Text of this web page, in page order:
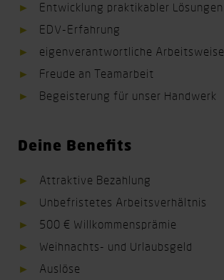
Entwicklung praktikabler Lösungen
EDV-Erfahrung
eigenverantwortliche Arbeitsweise
Freude an Teamarbeit
Begeisterung für unser Handwerk
Deine Benefits
Attraktive Bezahlung
Unbefristetes Arbeitsverhältnis
500 € Willkommensprämie
Weihnachts- und Urlaubsgeld
Auslöse